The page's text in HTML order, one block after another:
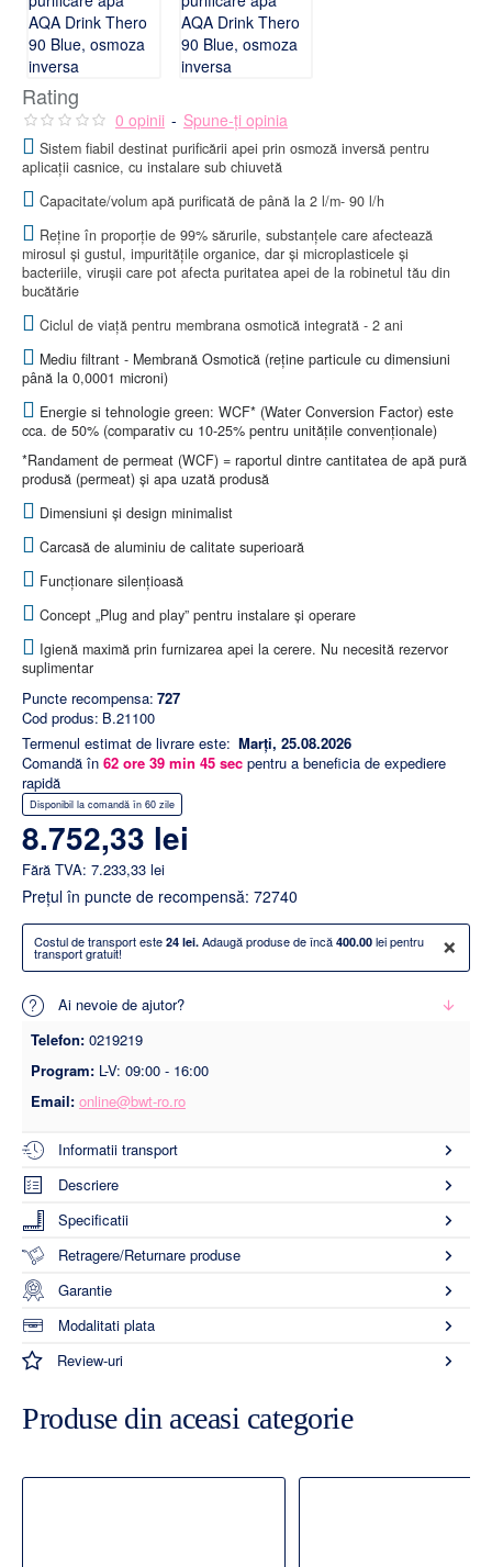
Sistem fiabil destinat purificării apei prin osmoză inversă pentru
aplicații casnice, cu instalare sub chiuvetă
Capacitate/volum apă purificată de până la 2 l/m- 90 l/h
Reține în proporție de 99% sărurile, substanțele care afectează
mirosul și gustul, impuritățile organice, dar și microplasticele și
bacteriile, virușii care pot afecta puritatea apei de la robinetul tău din
bucătărie
Ciclul de viață pentru membrana osmotică integrată - 2 ani
Mediu filtrant - Membrană Osmotică (reține particule cu dimensiuni
până la 0,0001 microni)
Energie si tehnologie green: WCF* (Water Conversion Factor) este
cca. de 50% (comparativ cu 10-25% pentru unitățile convenționale)
*Randament de permeat (WCF) = raportul dintre cantitatea de apă pură
produsă (permeat) și apa uzată produsă
Dimensiuni și design minimalist
Carcasă de aluminiu de calitate superioară
Funcționare silențioasă
Concept „Plug and play” pentru instalare și operare
Igienă maximă prin furnizarea apei la cerere. Nu necesită rezervor
suplimentar
Rating
0 opinii - Spune-ţi opinia
Termenul estimat de livrare este: Marți, 25.08.2026
Puncte recompensa: 727
Cod produs: B.21100
Comandă în 62 ore 39 min 44 sec pentru a beneficia de expediere
rapidă
Disponibil la comandă în 60 zile
8.752,33 lei
Fără TVA: 7.233,33 lei
Preţul în puncte de recompensă: 72740
×
Costul de transport este 24 lei. Adaugă produse de încă 400.00 lei pentru
transport gratuit!
Ai nevoie de ajutor?
Telefon: 0219219
Program: L-V: 09:00 - 16:00
Email: online@bwt-ro.ro
Informatii transport
Descriere
Specificatii
Retragere/Returnare produse
Garantie
Modalitati plata
Review-uri
Produse din aceasi categorie